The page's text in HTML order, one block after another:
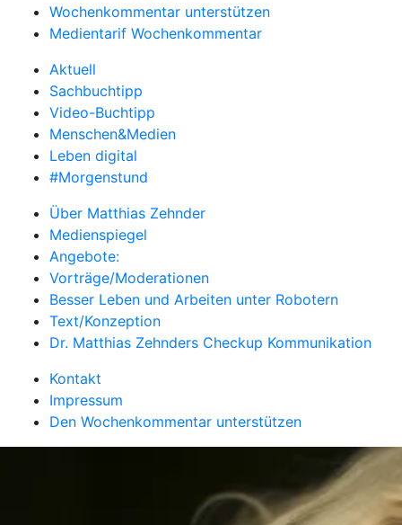
Wochenkommentar unterstützen
Medientarif Wochenkommentar
Aktuell
Sachbuchtipp
Video-Buchtipp
Menschen&Medien
Leben digital
#Morgenstund
Über Matthias Zehnder
Medienspiegel
Angebote:
Vorträge/Moderationen
Besser Leben und Arbeiten unter Robotern
Text/Konzeption
Dr. Matthias Zehnders Checkup Kommunikation
Kontakt
Impressum
Den Wochenkommentar unterstützen